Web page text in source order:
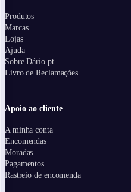
Produtos
Marcas
Lojas
Ajuda
Sobre Dário.pt
Livro de Reclamações
Apoio ao cliente
A minha conta
Encomendas
Moradas
Pagamentos
Rastreio de encomenda